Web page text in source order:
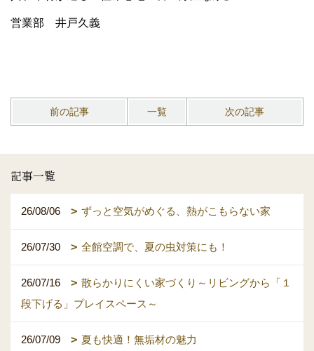
営業部 井戸久義
前の記事 一覧 次の記事
記事一覧
26/08/06 ずっと空気がめぐる、熱がこもらない家
26/07/30 全館空調で、夏の虫対策にも！
26/07/16
散らかりにくい家づくり～リビングから「１
段下げる」プレイスペース～
26/07/09 夏も快適！無垢材の魅力